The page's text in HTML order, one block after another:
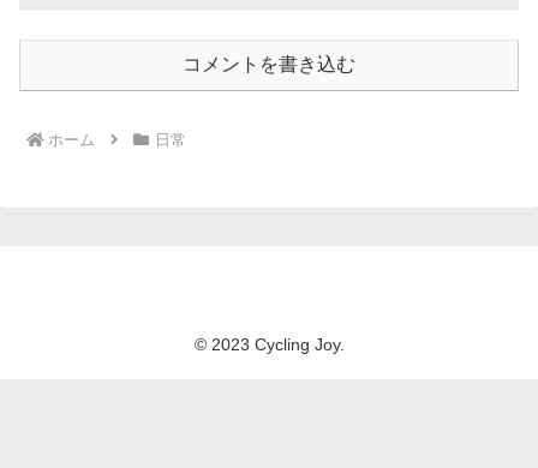
コメントを書き込む
ホーム 日常
© 2023 Cycling Joy.